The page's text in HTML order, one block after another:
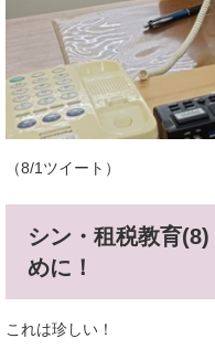
（8/1ツイート）
シン・租税教育
めに！
これは珍しい！